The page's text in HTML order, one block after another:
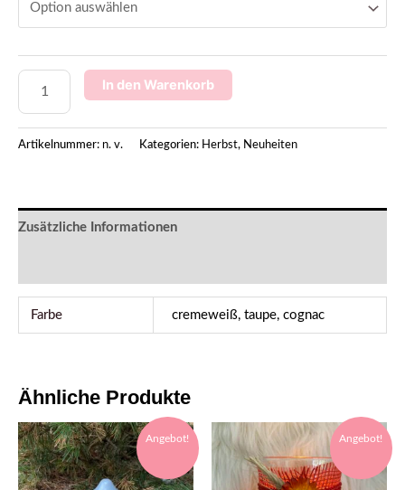
In den Warenkorb
Artikelnummer: n. v. Kategorien: Herbst, Neuheiten
Zusätzliche Informationen
Farbe cremeweiß, taupe, cognac
Ähnliche Produkte
Angebot! Angebot!